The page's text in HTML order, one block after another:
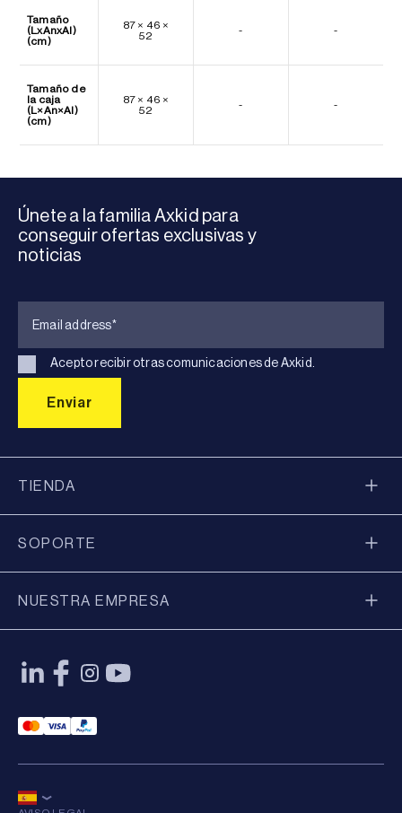
Tamaño
(LxAnxAl)
(cm)
87 × 46 ×
52
- -
Tamaño de
la caja
(L×An×Al)
(cm)
87 × 46 ×
52
- -
Únete a la familia Axkid para
conseguir ofertas exclusivas y
noticias
Acepto recibir otras comunicaciones de Axkid.
TIENDA
SOPORTE
NUESTRA EMPRESA
Mastercard Payment
Visa Payment
Paypal Payment